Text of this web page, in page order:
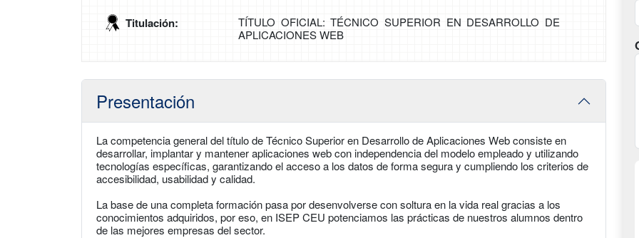
Titulación:
TÍTULO OFICIAL: TÉCNICO SUPERIOR EN DESARROLLO DE
APLICACIONES WEB
Presentación
La competencia general del título de Técnico Superior en Desarrollo de Aplicaciones Web consiste en
desarrollar, implantar y mantener aplicaciones web con independencia del modelo empleado y utilizando
tecnologías específicas, garantizando el acceso a los datos de forma segura y cumpliendo los criterios de
accesibilidad, usabilidad y calidad.
La base de una completa formación pasa por desenvolverse con soltura en la vida real gracias a los
conocimientos adquiridos, por eso, en ISEP CEU potenciamos las prácticas de nuestros alumnos dentro
de las mejores empresas del sector.